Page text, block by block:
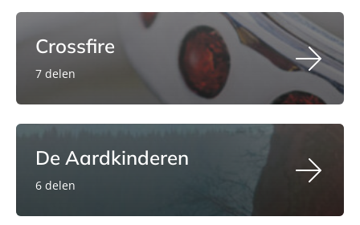
Crossfire
7 delen
De Aardkinderen
6 delen